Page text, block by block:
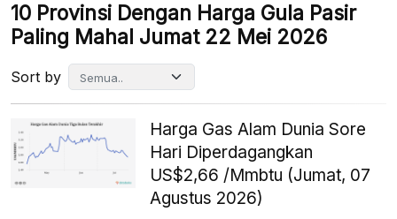
10 Provinsi Dengan Harga Gula Pasir
Paling Mahal Jumat 22 Mei 2026
Sort by
Harga Gas Alam Dunia Sore
Hari Diperdagangkan
US$2,66 /Mmbtu (Jumat, 07
Agustus 2026)